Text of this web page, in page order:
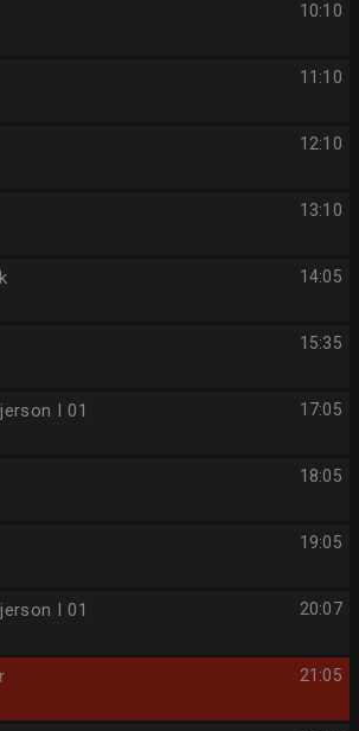
10:10
11:10
12:10
13:10
14:05
15:35
17:05
I 01
18:05
19:05
20:07
I 01
21:05